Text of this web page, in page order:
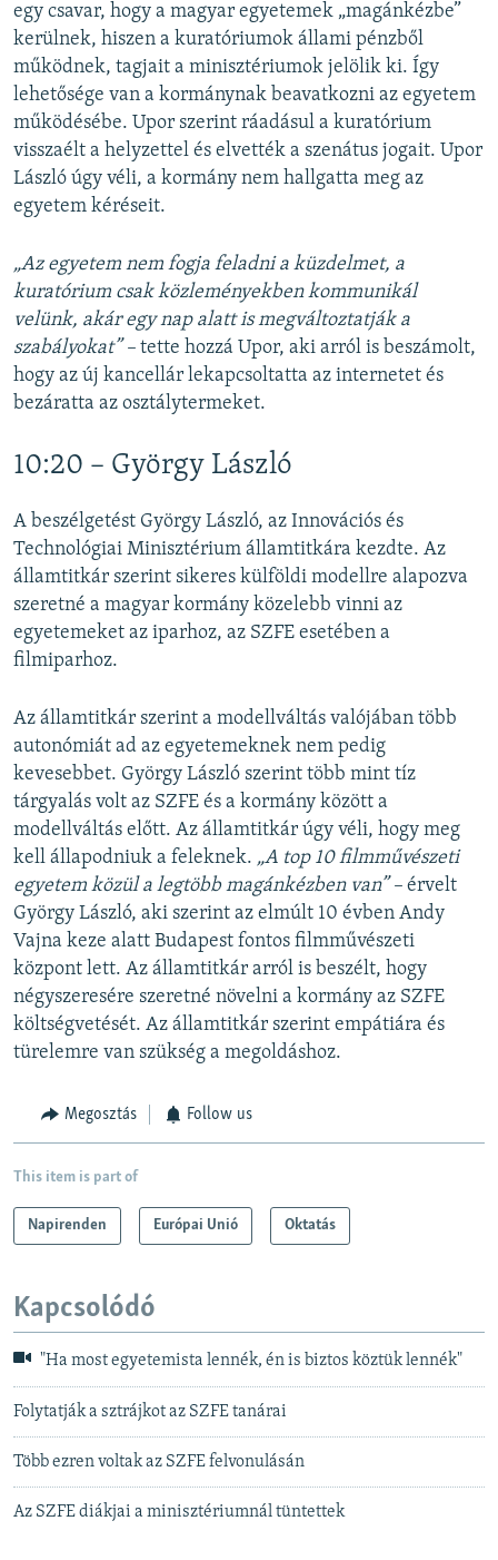
egy csavar, hogy a magyar egyetemek „magánkézbe”
kerülnek, hiszen a kuratóriumok állami pénzből
működnek, tagjait a minisztériumok jelölik ki. Így
lehetősége van a kormánynak beavatkozni az egyetem
működésébe. Upor szerint ráadásul a kuratórium
visszaélt a helyzettel és elvették a szenátus jogait. Upor
László úgy véli, a kormány nem hallgatta meg az
egyetem kéréseit.
„Az egyetem nem fogja feladni a küzdelmet, a
kuratórium csak közleményekben kommunikál
velünk, akár egy nap alatt is megváltoztatják a
szabályokat” – tette hozzá Upor, aki arról is beszámolt,
hogy az új kancellár lekapcsoltatta az internetet és
bezáratta az osztálytermeket.
10:20 – György László
A beszélgetést György László, az Innovációs és
Technológiai Minisztérium államtitkára kezdte. Az
államtitkár szerint sikeres külföldi modellre alapozva
szeretné a magyar kormány közelebb vinni az
egyetemeket az iparhoz, az SZFE esetében a
filmiparhoz.
Az államtitkár szerint a modellváltás valójában több
autonómiát ad az egyetemeknek nem pedig
kevesebbet. György László szerint több mint tíz
tárgyalás volt az SZFE és a kormány között a
modellváltás előtt. Az államtitkár úgy véli, hogy meg
kell állapodniuk a feleknek. „A top 10 filmművészeti
egyetem közül a legtöbb magánkézben van” – érvelt
György László, aki szerint az elmúlt 10 évben Andy
Vajna keze alatt Budapest fontos filmművészeti
központ lett. Az államtitkár arról is beszélt, hogy
négyszeresére szeretné növelni a kormány az SZFE
költségvetését. Az államtitkár szerint empátiára és
türelemre van szükség a megoldáshoz.
Megosztás Follow us
This item is part of
Napirenden Európai Unió Oktatás
Kapcsolódó
"Ha most egyetemista lennék, én is biztos köztük lennék"
Folytatják a sztrájkot az SZFE tanárai
Több ezren voltak az SZFE felvonulásán
Az SZFE diákjai a minisztériumnál tüntettek